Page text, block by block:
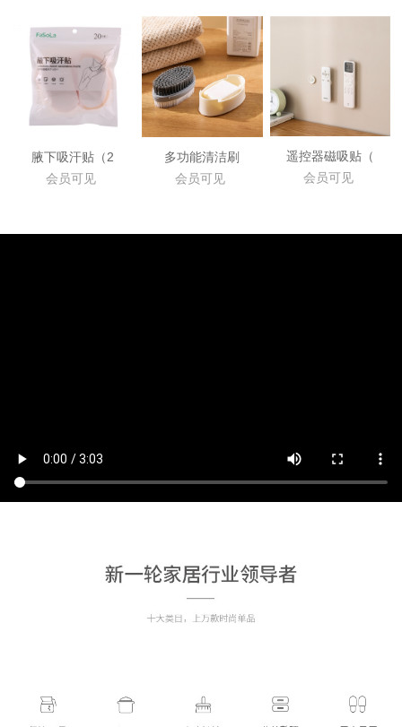
腋下吸汗贴（2
会员可见
多功能清洁刷
会员可见
遥控器磁吸贴（
会员可见